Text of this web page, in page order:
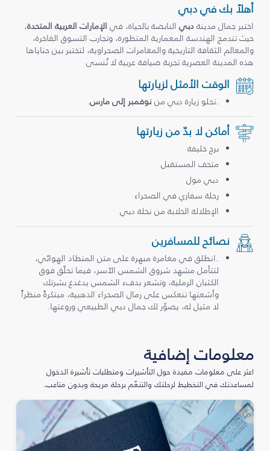
أهلاً بك في دبي
اختبر جمال مدينةدبيالنابضة بالحياة، في الإمارات العربية المتحدة،
حيث تندمج الهندسة المعمارية المتطورة، وتجارب التسوق الفاخرة،
والمعالم الثقافة التاريخية والمغامرات الصحراوية، لتختبر بين حناياها
هذه المدينة العصرية تجربة ضيافة عربية لا تُنسى
الوقت الأمثل لزيارتها
.تحلو زيارة دبي من نوفمبر إلى مارس.
أماكن لا بدّ من زيارتها
برج خليفة
متحف المستقبل
دبي مول
رحلة سفاري في الصحراء
الإطلالة الخلابة من نخلة دبي
نصائح للمسافرين
.انطلق في مغامرة مبهرة على متن المنطاد الهوائي،
لتتأمل مشهد شروق الشمس الآسر، فيما تحلّق فوق
الكثبان الرملية، وتشعر بدفء الشمس يدغدغ بشرتك
وأشعتها تنعكس على رمال الصحراء الذهبية، مبتكرةً منظراً
لا مثيل له، يصوّر لك جمال دبي الطبيعي وروعتها.
معلومات إضافية
اعثر على معلومات مفيدة حول التأشيرات ومتطلبات تأشيرة الدخول
لمساعدتك في التخطيط لرحلتك والتنعّم برحلة مريحة وبدون متاعب.